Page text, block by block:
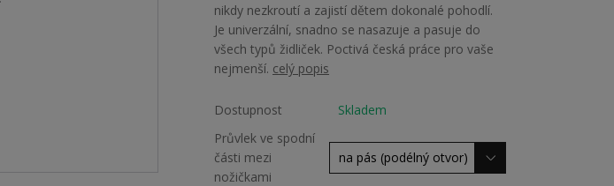
nikdy nezkroutí a zajistí dětem dokonalé pohodlí.
Je univerzální, snadno se nasazuje a pasuje do
všech typů židliček. Poctivá česká práce pro vaše
nejmenší. celý popis
Dostupnost
Skladem
Průvlek ve spodní
části mezi
nožičkami